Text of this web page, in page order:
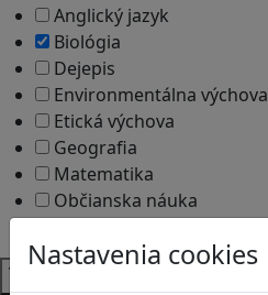
Nastavenia cookies
Anglický jazyk
Biológia
Dejepis
Environmentálna výchova
Etická výchova
Geografia
Matematika
Občianska náuka
Témy